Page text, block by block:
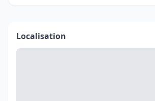
Localisation